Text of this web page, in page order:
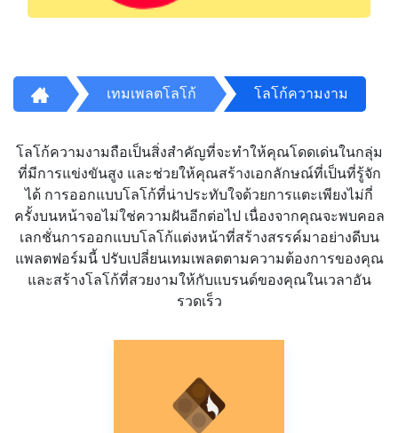
เทมเพลตโลโก้ โลโก้ความงาม
โลโก้ความงามถือเป็นสิ่งสำคัญที่จะทำให้คุณโดดเด่นในกลุ่ม
ที่มีการแข่งขันสูง และช่วยให้คุณสร้างเอกลักษณ์ที่เป็นที่รู้จัก
ได้ การออกแบบโลโก้ที่น่าประทับใจด้วยการแตะเพียงไม่กี่
ครั้งบนหน้าจอไม่ใช่ความฝันอีกต่อไป เนื่องจากคุณจะพบคอล
เลกชั่นการออกแบบโลโก้แต่งหน้าที่สร้างสรรค์มาอย่างดีบน
แพลตฟอร์มนี้ ปรับเปลี่ยนเทมเพลตตามความต้องการของคุณ
และสร้างโลโก้ที่สวยงามให้กับแบรนด์ของคุณในเวลาอัน
รวดเร็ว